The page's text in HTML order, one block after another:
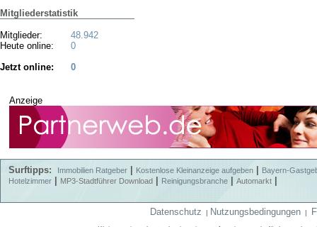
Mitgliederstatistik
Mitglieder:
Heute online:
48.942
0
Jetzt online:
0
Anzeige
Surftipps: Immobilien Ratgeber Kostenlose Kleinanzeige aufgeben
Bayern-
Hotelzimmer
MP3-Stadtführer Download Reinigungsbranche Automarkt
Datenschutz | Nutzungsbedingungen |